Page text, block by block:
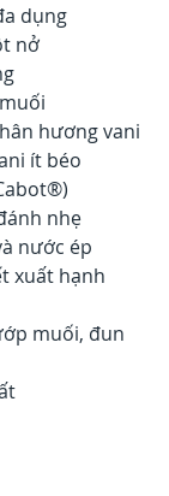
dụng
nở
hương vani
ít béo
nhẹ
nước ép
xuất hạnh
muối, đun